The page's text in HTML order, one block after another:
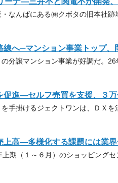
なんばにある㈱クボタの旧本社跡
へ─マンション事業トップ、
分譲マンション事業が好調だ。
促進―セルフ売買を支援、３
手掛けるジェクトワンは、ＤＸを
上高―多様化する課題には業
期（１～６月）のショッピング